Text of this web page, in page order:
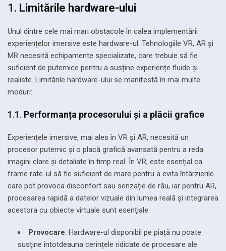
1. Limitările hardware-ului
Unul dintre cele mai mari obstacole în calea implementării
experiențelor imersive este hardware-ul. Tehnologiile VR, AR și
MR necesită echipamente specializate, care trebuie să fie
suficient de puternice pentru a susține experiențe fluide și
realiste. Limitările hardware-ului se manifestă în mai multe
moduri:
1.1. Performanța procesorului și a plăcii grafice
Experiențele imersive, mai ales în VR și AR, necesită un
procesor puternic și o placă grafică avansată pentru a reda
imagini clare și detaliate în timp real. În VR, este esențial ca
frame rate-ul să fie suficient de mare pentru a evita întârzierile
care pot provoca disconfort sau senzație de rău, iar pentru AR,
procesarea rapidă a datelor vizuale din lumea reală și integrarea
acestora cu obiecte virtuale sunt esențiale.
Provocare: Hardware-ul disponibil pe piață nu poate
susține întotdeauna cerințele ridicate de procesare ale